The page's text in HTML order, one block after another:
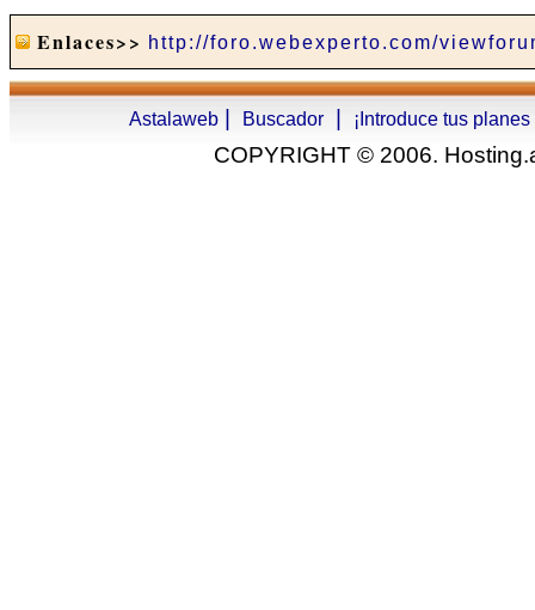
Enlaces>> http://foro.webexperto.com/
Astalaweb Buscador ¡Introduce tus
COPYRIGHT © 2006.